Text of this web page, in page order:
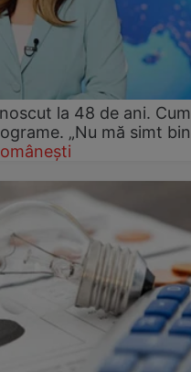
la 48 de ani. Cum
„Nu mă simt